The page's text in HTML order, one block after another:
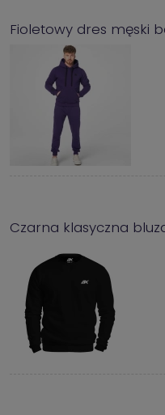
Fioletowy dres męski
Czarna klasyczna